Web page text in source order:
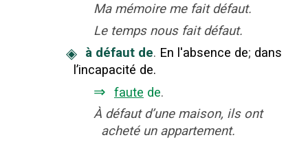
Ma mémoire me fait défaut.
Le temps nous fait défaut.
◈ à défaut de. En l'absence de; dans
l’incapacité de.
⇒ faute de.
À défaut d’une maison, ils ont
acheté un appartement.